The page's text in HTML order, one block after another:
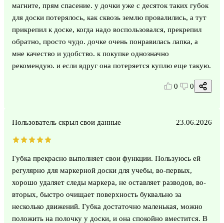
магните, прям спасение. у дочки уже с десяток таких губок
для доски потерялось, как сквозь землю провалились, а тут
прикрепил к доске, когда надо воспользовался, прекрепил
обратно, просто чудо. дочке очень понравилась лапка, а
мне качество и удобство. к покупке однозначно
рекомендую. и если вдруг она потеряется куплю еще такую.
0 0
Пользователь скрыл свои данные 23.06.2026
Губка прекрасно выполняет свои функции. Пользуюсь ей
регулярно для маркерной доски для учебы, во-первых,
хорошо удаляет следы маркера, не оставляет разводов, во-
вторых, быстро очищает поверхность буквально за
несколько движений. Губка достаточно маленькая, можно
положить на полочку у доски, и она спокойно вместится. В